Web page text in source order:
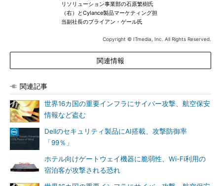
リソリューション事業部の石原繁樹氏
（右）とCylance製品マーケティング担
当副社長のブライアン・ゲール氏
Copyright © ITmedia, Inc. All Rights Reserved.
関連情報
関連記事
世界16カ国の重要インフラにサイバー攻撃、航空保安
情報など盗む
Dellのセキュリティ製品にAI搭載、攻撃防御率
「99％」
ホテル向けゲートウェイ機器に脆弱性、Wi-Fi利用の
宿泊客が攻撃される恐れ